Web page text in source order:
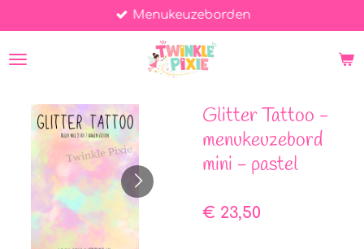
direct
naar
de
Menukeuzeborden
Glitter Tattoo -
menukeuzebord
mini - pastel
€ 23,50